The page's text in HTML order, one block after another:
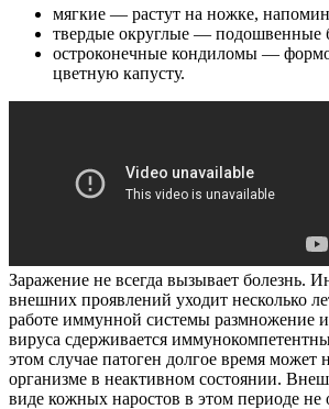
мягкие — растут на ножке,
твердые округлые — подошвенные
остроконечные кондиломы —
цветную капусту.
Заражение не всегда вызывает болезнь.
внешних проявлений уходит несколько
работе иммунной системы размножение
вируса сдерживается
этом случае патоген долгое время может
организме в неактивном состоянии.
виде кожных наростов в этом периоде не